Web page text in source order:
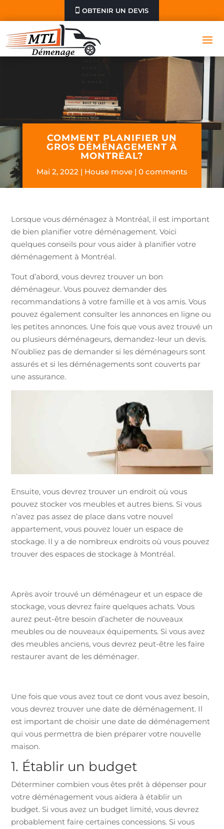
OBTENIR UN DEVIS
COMMENT PLANIFIER UN
GROS DÉMÉNAGEMENT À
MONTRÉAL?
Mai 2, 2022 House move 0 comments
Lorsque vous déménagez à Montréal, il est important
de bien planifier votre déménagement. Voici
quelques conseils pour vous aider à planifier votre
déménagement à Montréal.
Tout d’abord, vous devrez trouver un bon
déménageur. Vous pouvez demander des
recommandations à votre famille et à vos amis. Vous
pouvez également consulter les annonces en ligne ou
les petites annonces. Une fois que vous avez trouvé un
ou plusieurs déménageurs, demandez-leur un devis.
N’oubliez pas de demander si les déménageurs sont
assurés et si les déménagements sont couverts par
une assurance.
Ensuite, vous devrez trouver un endroit où vous
pouvez stocker vos meubles et autres biens. Si vous
n’avez pas assez de place dans votre nouvel
appartement, vous pouvez louer un espace de
stockage. Il y a de nombreux endroits où vous pouvez
trouver des espaces de stockage à Montréal.
Après avoir trouvé un déménageur et un espace de
stockage, vous devrez faire quelques achats. Vous
aurez peut-être besoin d’acheter de nouveaux
meubles ou de nouveaux équipements. Si vous avez
des meubles anciens, vous devrez peut-être les faire
restaurer avant de les déménager.
Une fois que vous avez tout ce dont vous avez besoin,
vous devrez trouver une date de déménagement. Il
est important de choisir une date de déménagement
qui vous permettra de bien préparer votre nouvelle
maison.
1. Établir un budget
Déterminer combien vous êtes prêt à dépenser pour
votre déménagement vous aidera à établir un
budget. Si vous avez un budget limité, vous devrez
probablement faire certaines concessions. Si vous